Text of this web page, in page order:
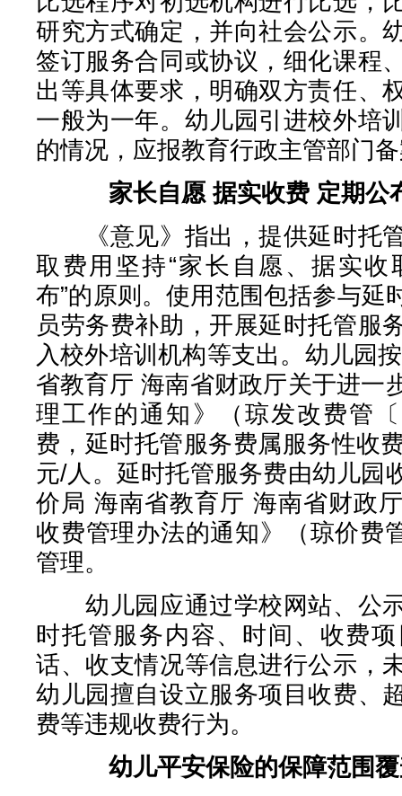
研究方式确定，并向社会公示。
签订服务合同或协议，细化课程
出等具体要求，明确双方责任、
一般为一年。幼儿园引进校外培
的情况，应报教育行政主管部门
家长自愿 据实收费 定期公
《意见》指出，提供延时托
取费用坚持“家长自愿、据实
布”的原则。使用范围包括参与延
员劳务费补助，开展延时托管服
入校外培训机构等支出。幼儿园
省教育厅 海南省财政厅关于进一
理工作的通知》（琼发改费管
费，延时托管服务费属服务性收
元/人。延时托管服务费由幼儿园
价局 海南省教育厅 海南省财政
收费管理办法的通知》（琼价费
管理。
幼儿园应通过学校网站、公
时托管服务内容、时间、收费
话、收支情况等信息进行公示，
幼儿园擅自设立服务项目收费、
费等违规收费行为。
幼儿平安保险的保障范围